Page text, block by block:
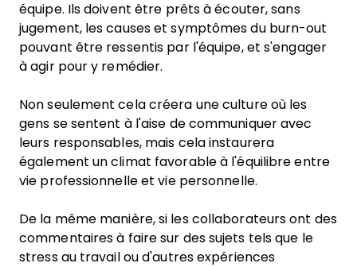
équipe. Ils doivent être prêts à écouter, sans
jugement, les causes et symptômes du burn-out
pouvant être ressentis par l'équipe, et s'engager
à agir pour y remédier.
Non seulement cela créera une culture où les
gens se sentent à l'aise de communiquer avec
leurs responsables, mais cela instaurera
également un climat favorable à l'équilibre entre
vie professionnelle et vie personnelle.
De la même manière, si les collaborateurs ont des
commentaires à faire sur des sujets tels que le
stress au travail ou d'autres expériences